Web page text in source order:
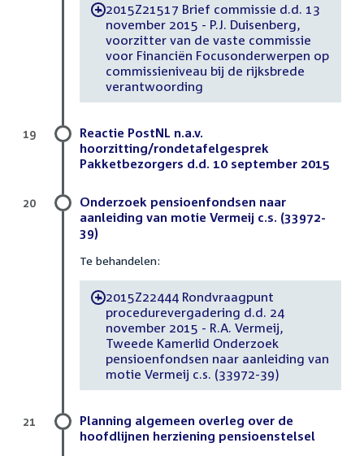
-2015Z21517 Brief commissie d.d. 13
november 2015 - P.J. Duisenberg,
voorzitter van de vaste commissie
voor Financiën Focusonderwerpen op
commissieniveau bij de rijksbrede
verantwoording
Reactie PostNL n.a.v.
hoorzitting/rondetafelgesprek
Pakketbezorgers d.d. 10 september 2015
19
Onderzoek pensioenfondsen naar
aanleiding van motie Vermeij c.s. (33972-
39)
Te behandelen:
-2015Z22444 Rondvraagpunt
procedurevergadering d.d. 24
november 2015 - R.A. Vermeij,
Tweede Kamerlid Onderzoek
pensioenfondsen naar aanleiding van
motie Vermeij c.s. (33972-39)
20
Planning algemeen overleg over de
hoofdlijnen herziening pensioenstelsel
21